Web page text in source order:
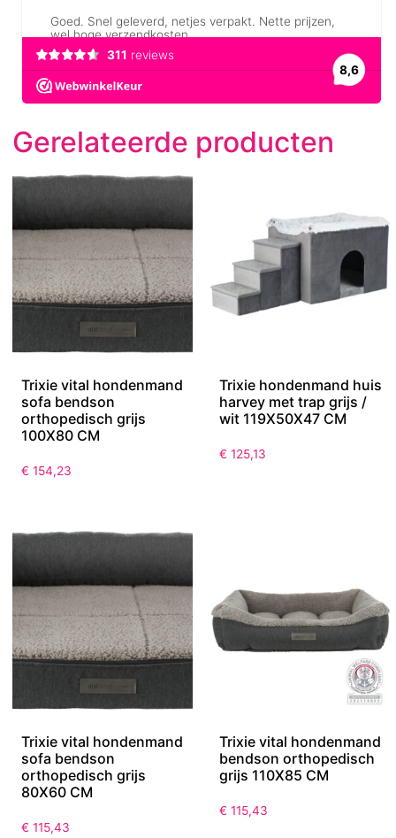
Gerelateerde producten
Trixie vital hondenmand
sofa bendson
orthopedisch grijs
100X80 CM
€ 154,23
Trixie hondenmand huis
harvey met trap grijs /
wit 119X50X47 CM
€ 125,13
Trixie vital hondenmand
sofa bendson
orthopedisch grijs
80X60 CM
€ 115,43
Trixie vital hondenmand
bendson orthopedisch
grijs 110X85 CM
€ 115,43